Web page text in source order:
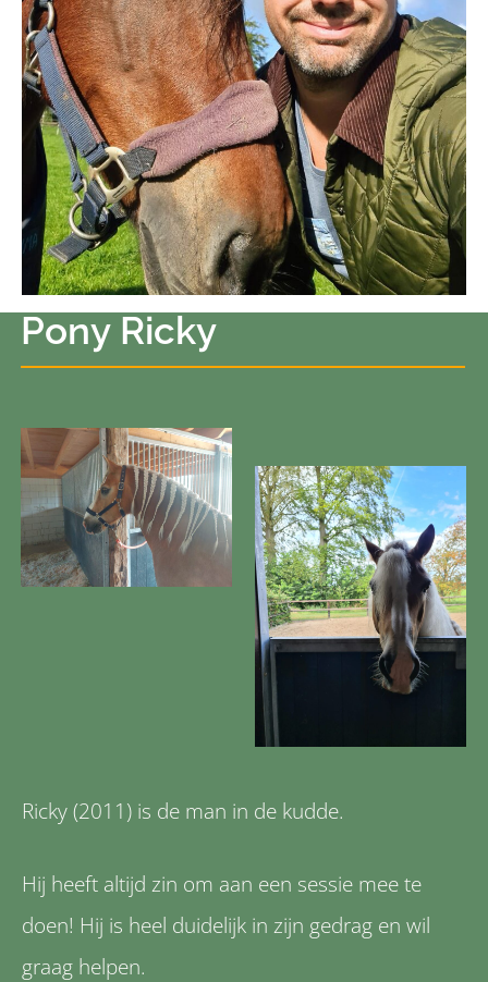
Pony Ricky
Ricky (2011) is de man in de kudde.
Hij heeft altijd zin om aan een sessie mee te
doen! Hij is heel duidelijk in zijn gedrag en wil
graag helpen.